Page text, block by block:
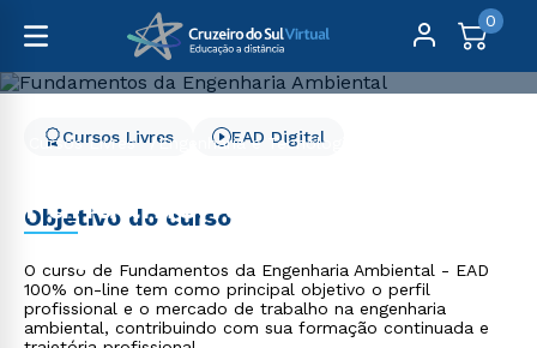
0
Cursos Livres
Engenharia e Tecnologia
Fundamentos da
Engenharia Ambiental
Cursos Livres EAD Digital
Objetivo do curso
O curso de Fundamentos da Engenharia Ambiental - EAD
100% on-line tem como principal objetivo o perfil
profissional e o mercado de trabalho na engenharia
ambiental, contribuindo com sua formação continuada e